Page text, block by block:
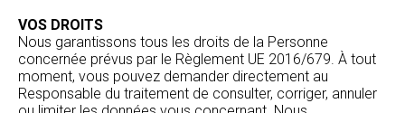
VOS DROITS
Nous garantissons tous les droits de la Personne
concernée prévus par le Règlement UE 2016/679. À tout
moment, vous pouvez demander directement au
Responsable du traitement de consulter, corriger, annuler